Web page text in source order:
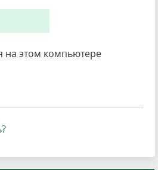
этом компьютере